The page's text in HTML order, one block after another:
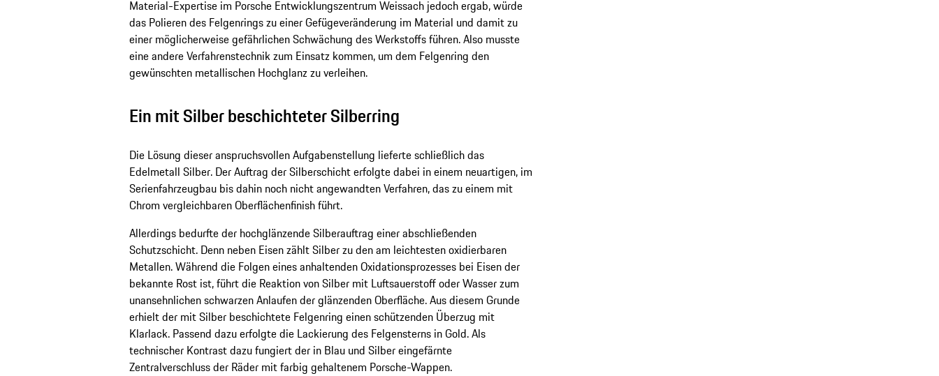
Material-Expertise im Porsche Entwicklungszentrum Weissach jedoch ergab, würde
das Polieren des Felgenrings zu einer Gefügeveränderung im Material und damit zu
einer möglicherweise gefährlichen Schwächung des Werkstoffs führen. Also musste
eine andere Verfahrenstechnik zum Einsatz kommen, um dem Felgenring den
gewünschten metallischen Hochglanz zu verleihen.
Ein mit Silber beschichteter Silberring
Die Lösung dieser anspruchsvollen Aufgabenstellung lieferte schließlich das
Edelmetall Silber. Der Auftrag der Silberschicht erfolgte dabei in einem neuartigen, im
Serienfahrzeugbau bis dahin noch nicht angewandten Verfahren, das zu einem mit
Chrom vergleichbaren Oberflächenfinish führt.
Allerdings bedurfte der hochglänzende Silberauftrag einer abschließenden
Schutzschicht. Denn neben Eisen zählt Silber zu den am leichtesten oxidierbaren
Metallen. Während die Folgen eines anhaltenden Oxidationsprozesses bei Eisen der
bekannte Rost ist, führt die Reaktion von Silber mit Luftsauerstoff oder Wasser zum
unansehnlichen schwarzen Anlaufen der glänzenden Oberfläche. Aus diesem Grunde
erhielt der mit Silber beschichtete Felgenring einen schützenden Überzug mit
Klarlack. Passend dazu erfolgte die Lackierung des Felgensterns in Gold. Als
technischer Kontrast dazu fungiert der in Blau und Silber eingefärnte
Zentralverschluss der Räder mit farbig gehaltenem Porsche-Wappen.